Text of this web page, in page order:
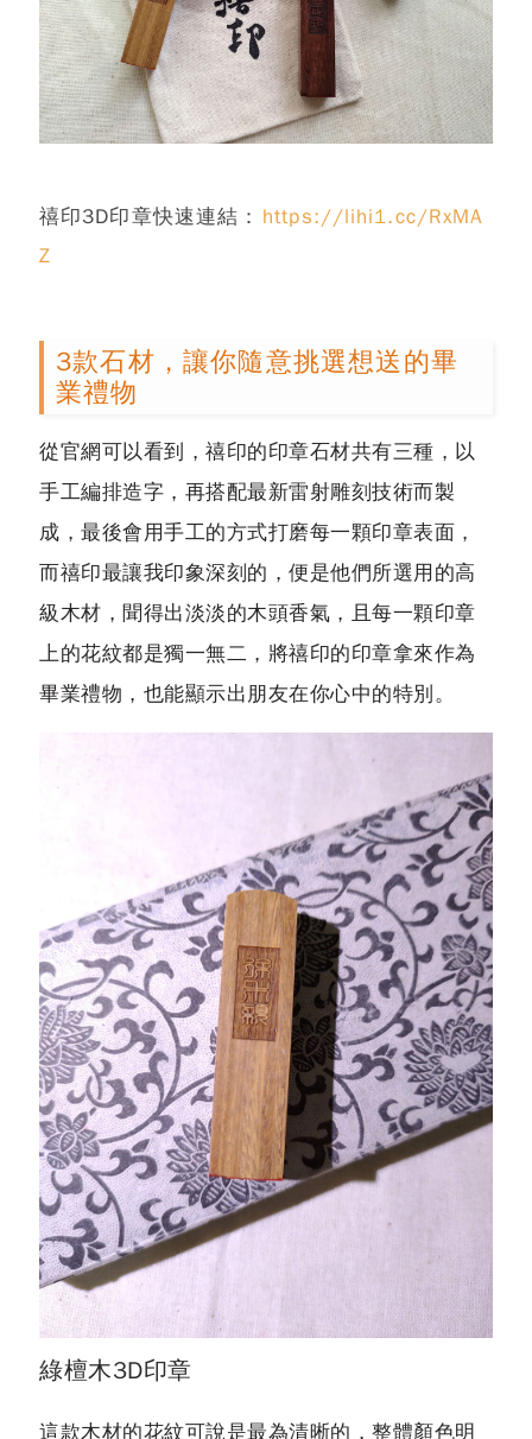
禧印3D印章快速連結： https://lihi1.cc/RxMA
Z
3款石材，讓你隨意挑選想送的畢
業禮物
從官網可以看到，禧印的印章石材共有三種，以
手工編排造字，再搭配最新雷射雕刻技術而製
成，最後會用手工的方式打磨每一顆印章表面，
而禧印最讓我印象深刻的，便是他們所選用的高
級木材，聞得出淡淡的木頭香氣，且每一顆印章
上的花紋都是獨一無二，將禧印的印章拿來作為
畢業禮物，也能顯示出朋友在你心中的特別。
綠檀木3D印章
這款木材的花紋可說是最為清晰的，整體顏色明